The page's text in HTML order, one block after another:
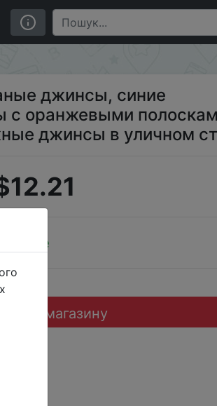
винтажные джинсы в
джинсы, синие
с оранжевыми
джинсы в уличном
Sale
до магазину